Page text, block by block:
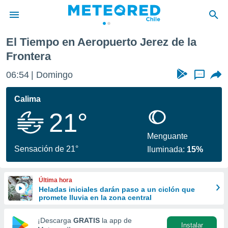
de
para
la
calidad.
a este
forma
digital
El Tiempo en Aeropuerto Jerez de la
Frontera
06:54 Domingo ...
Calima
21°
Sensación de 21°
Menguante
Iluminada: 15%
Última hora
Heladas iniciales darán paso a un ciclón que
promete lluvia en la zona central
¡Descarga GRATIS la app de
Instalar